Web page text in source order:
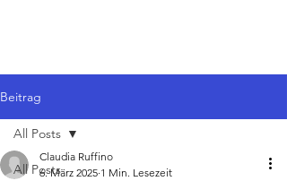
Beitrag
All Posts
All Posts
Claudia Ruffino
6. März 2025 1 Min. Lesezeit